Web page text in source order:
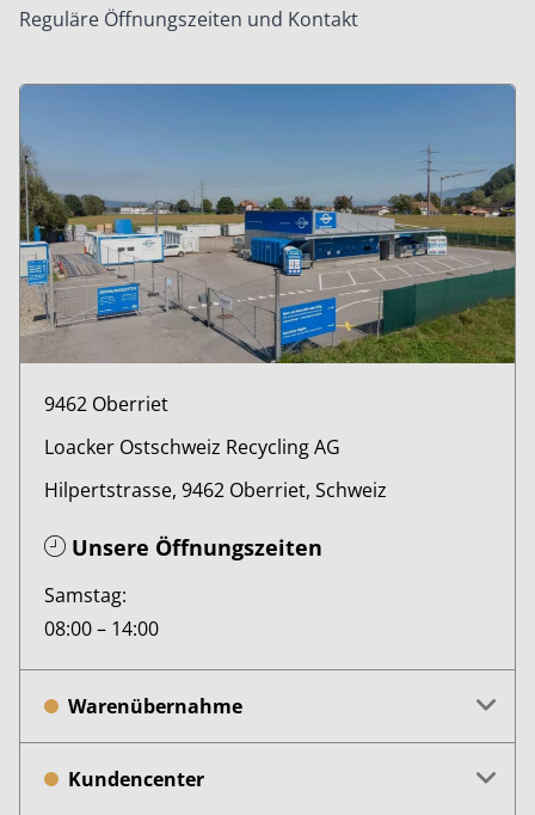
Reguläre Öffnungszeiten und Kontakt
9462 Oberriet
Loacker Ostschweiz Recycling AG
Hilpertstrasse, 9462 Oberriet, Schweiz
Unsere Öffnungszeiten
Samstag:
08:00 – 14:00
Warenübernahme
Kundencenter